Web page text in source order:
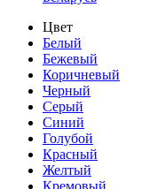
Цвет
Белый
Бежевый
Коричневый
Черный
Серый
Синий
Голубой
Красный
Желтый
Кремовый